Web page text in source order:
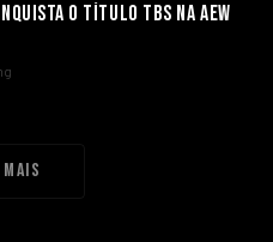
O TÍTULO TBS NA AEW